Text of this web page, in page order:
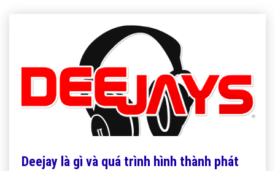
Deejay là gì và quá trình hình thành phát